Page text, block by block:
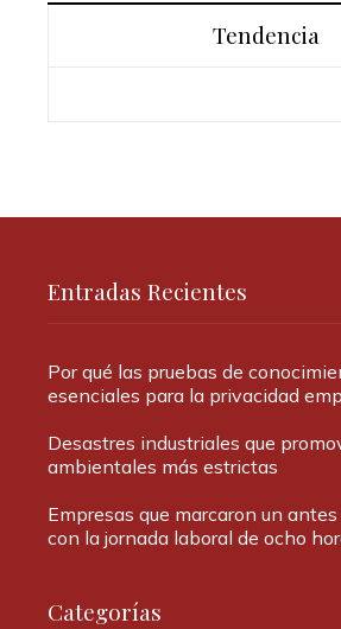
Tendencia
Entradas Recientes
Por qué las pruebas de
esenciales para la privacidad
Desastres industriales que
ambientales más estrictas
Empresas que marcaron un
con la jornada laboral de ocho
Categorías